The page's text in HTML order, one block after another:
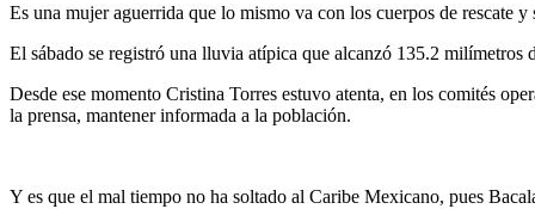
Es una mujer aguerrida que lo mismo va con los cuerpos de rescate
El sábado se registró una lluvia atípica que alcanzó 135.2
Desde ese momento Cristina Torres estuvo atenta, en los comités
la prensa, mantener informada a la población.
Y es que el mal tiempo no ha soltado al Caribe Mexicano, pues